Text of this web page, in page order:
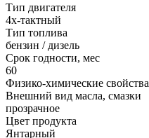
Тип двигателя
4х-тактный
Тип топлива
бензин / дизель
Срок годности, мес
60
Физико-химические свойства
Внешний вид масла, смазки
прозрачное
Цвет продукта
Янтарный